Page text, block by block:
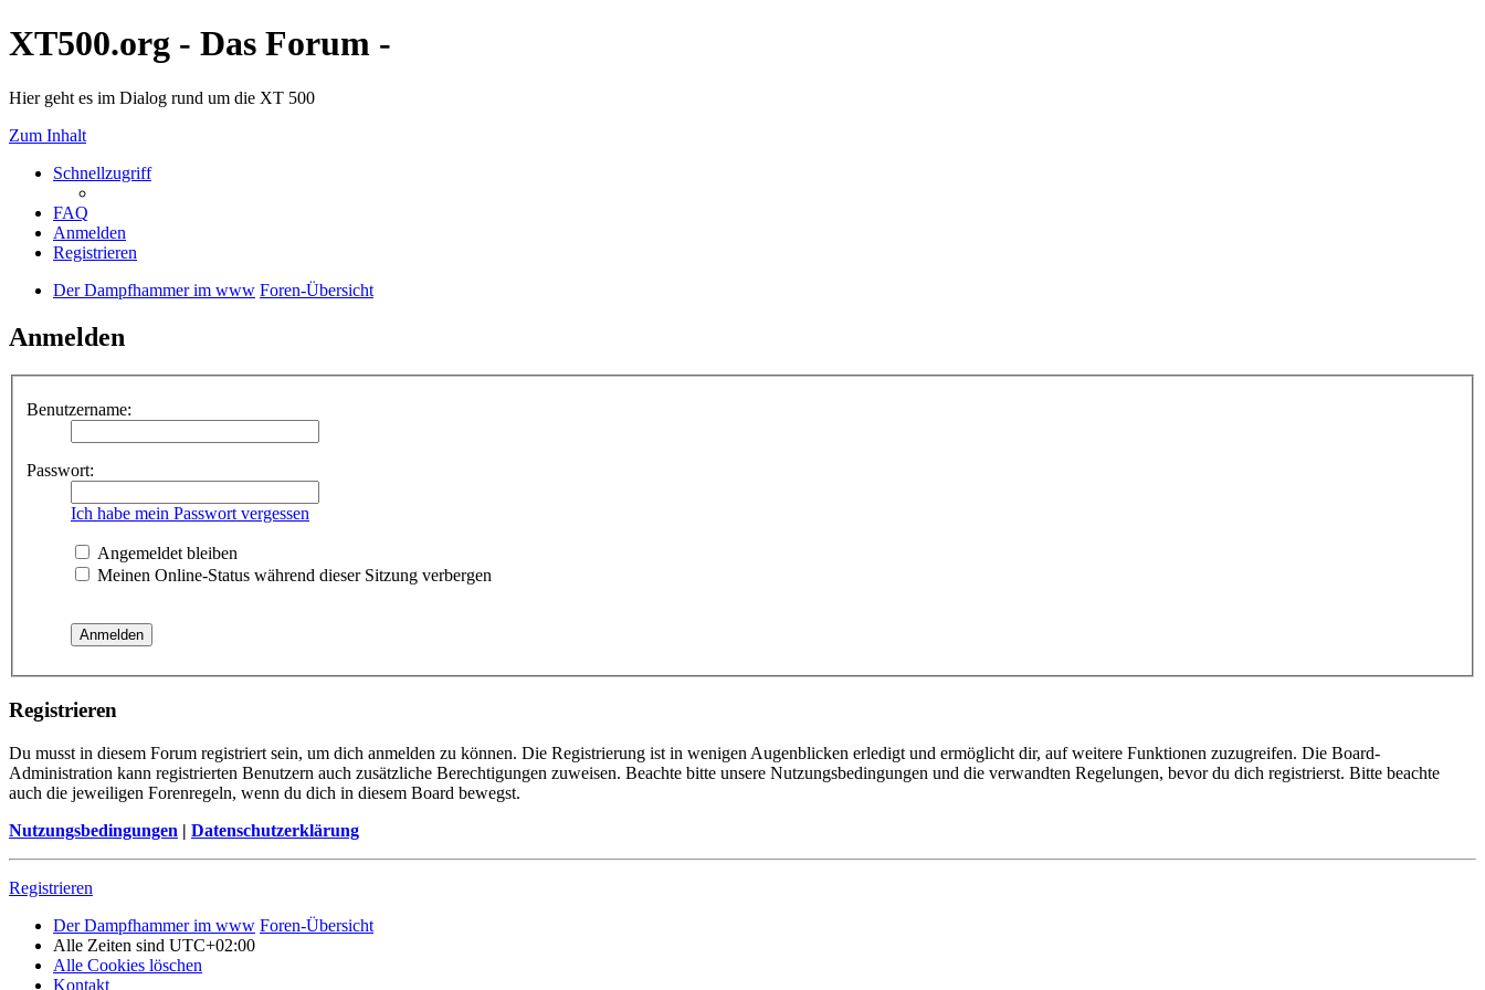
XT500.org - Das Forum -
Hier geht es im Dialog rund um die XT 500
Zum Inhalt
Schnellzugriff
FAQ
Anmelden
Registrieren
Der Dampfhammer im www Foren-Übersicht
Anmelden
Benutzername:
Passwort:
Ich habe mein Passwort vergessen
Angemeldet bleiben
Meinen Online-Status während dieser Sitzung verbergen
Registrieren
Du musst in diesem Forum registriert sein, um dich anmelden zu können. Die Registrierung ist in wenigen Augenblicken erledigt und ermöglicht dir, auf weitere Funktionen zuzugreifen. Die Board-
Administration kann registrierten Benutzern auch zusätzliche Berechtigungen zuweisen. Beachte bitte unsere Nutzungsbedingungen und die verwandten Regelungen, bevor du dich registrierst. Bitte beachte
auch die jeweiligen Forenregeln, wenn du dich in diesem Board bewegst.
Nutzungsbedingungen | Datenschutzerklärung
Registrieren
Der Dampfhammer im www Foren-Übersicht
Alle Zeiten sind UTC+02:00
Alle Cookies löschen
Kontakt